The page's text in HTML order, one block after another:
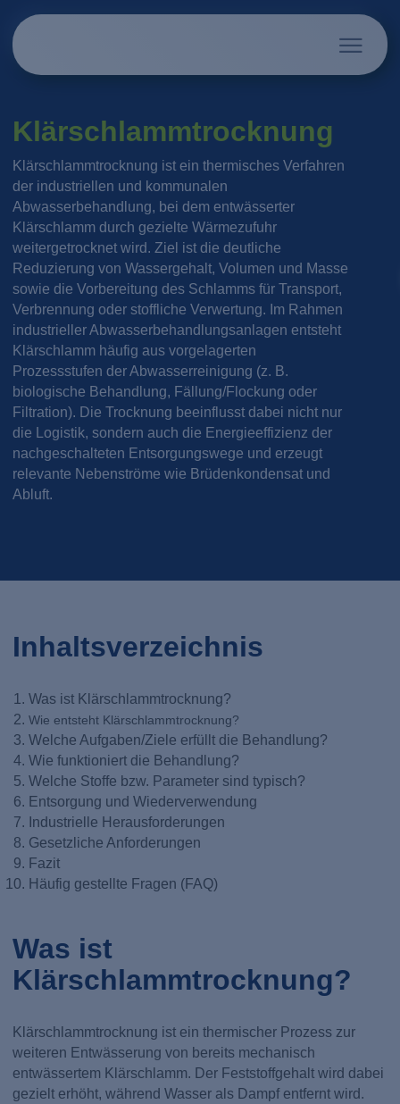
Klärschlammtrocknung
Klärschlammtrocknung ist ein thermisches Verfahren
der industriellen und kommunalen
Abwasserbehandlung, bei dem entwässerter
Klärschlamm durch gezielte Wärmezufuhr
weitergetrocknet wird. Ziel ist die deutliche
Reduzierung von Wassergehalt, Volumen und Masse
sowie die Vorbereitung des Schlamms für Transport,
Verbrennung oder stoffliche Verwertung. Im Rahmen
industrieller Abwasserbehandlungsanlagen entsteht
Klärschlamm häufig aus vorgelagerten
Prozessstufen der Abwasserreinigung (z. B.
biologische Behandlung, Fällung/Flockung oder
Filtration). Die Trocknung beeinflusst dabei nicht nur
die Logistik, sondern auch die Energieeffizienz der
nachgeschalteten Entsorgungswege und erzeugt
relevante Nebenströme wie Brüdenkondensat und
Abluft.
Inhaltsverzeichnis
Was ist Klärschlammtrocknung?
Wie entsteht Klärschlammtrocknung?
Welche Aufgaben/Ziele erfüllt die Behandlung?
Wie funktioniert die Behandlung?
Welche Stoffe bzw. Parameter sind typisch?
Entsorgung und Wiederverwendung
Industrielle Herausforderungen
Gesetzliche Anforderungen
Fazit
Häufig gestellte Fragen (FAQ)
Was ist
Klärschlammtrocknung?
Klärschlammtrocknung ist ein thermischer Prozess zur
weiteren Entwässerung von bereits mechanisch
entwässertem Klärschlamm. Der Feststoffgehalt wird dabei
gezielt erhöht, während Wasser als Dampf entfernt wird.